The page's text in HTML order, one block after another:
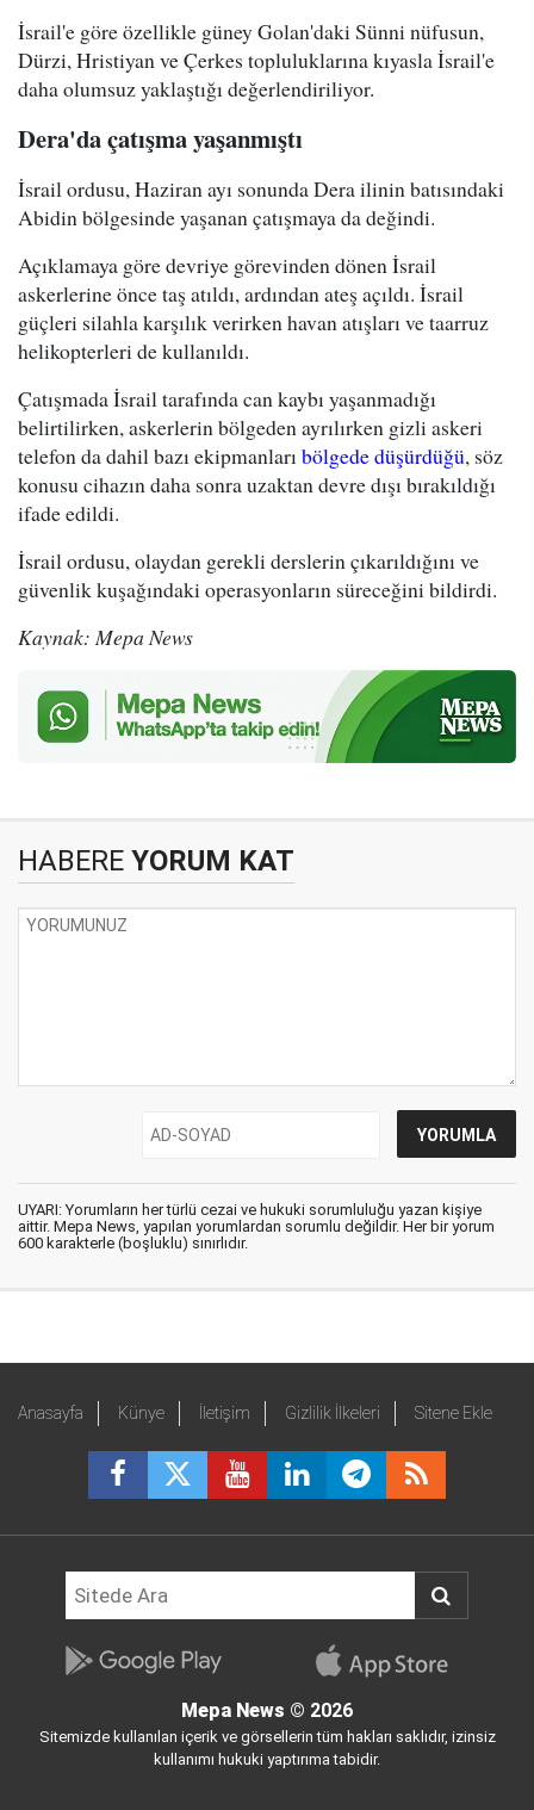
İsrail'e göre özellikle güney Golan'daki Sünni nüfusun,
Dürzi, Hristiyan ve Çerkes topluluklarına kıyasla İsrail'e
daha olumsuz yaklaştığı değerlendiriliyor.
Dera'da çatışma yaşanmıştı
İsrail ordusu, Haziran ayı sonunda Dera ilinin batısındaki
Abidin bölgesinde yaşanan çatışmaya da değindi.
Açıklamaya göre devriye görevinden dönen İsrail
askerlerine önce taş atıldı, ardından ateş açıldı. İsrail
güçleri silahla karşılık verirken havan atışları ve taarruz
helikopterleri de kullanıldı.
Çatışmada İsrail tarafında can kaybı yaşanmadığı
belirtilirken, askerlerin bölgeden ayrılırken gizli askeri
telefon da dahil bazı ekipmanlarıbölgede düşürdüğü, söz
konusu cihazın daha sonra uzaktan devre dışı bırakıldığı
ifade edildi.
İsrail ordusu, olaydan gerekli derslerin çıkarıldığını ve
güvenlik kuşağındaki operasyonların süreceğini bildirdi.
Kaynak: Mepa News
HABERE YORUM KAT
UYARI: Yorumların her türlü cezai ve hukuki sorumluluğu yazan kişiye
aittir. Mepa News, yapılan yorumlardan sorumlu değildir. Her bir yorum
600 karakterle (boşluklu) sınırlıdır.
Anasayfa Künye İletişim Gizlilik İlkeleri Sitene Ekle
Mepa News © 2026
Sitemizde kullanılan içerik ve görsellerin tüm hakları saklıdır, izinsiz
kullanımı hukuki yaptırıma tabidir.